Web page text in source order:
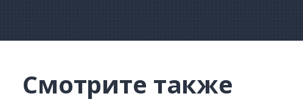
Смотрите также